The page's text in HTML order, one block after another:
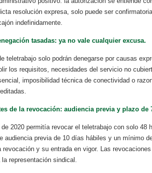
resolución expresa, solo puede ser
indefinidamente.
tasadas: ya no vale cualquier excusa.
teletrabajo solo podrán denegarse por causas
los requisitos, necesidades del servicio no
imposibilidad técnica de conectividad o
de la revocación: audiencia previa y plazo de
2020 permitía revocar el teletrabajo con solo 48
audiencia previa de 10 días hábiles y un mínimo
revocación y su entrada en vigor. Las
representación sindical.